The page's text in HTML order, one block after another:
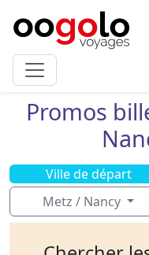
Promos
Ville de départ
Metz / Nancy